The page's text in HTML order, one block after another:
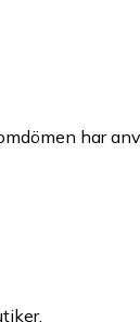
har